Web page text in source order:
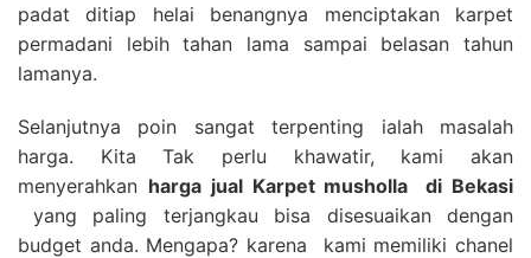
padat ditiap helai benangnya menciptakan karpet
permadani lebih tahan lama sampai belasan tahun
lamanya.
Selanjutnya poin sangat terpenting ialah masalah
harga. Kita Tak perlu khawatir, kami akan
menyerahkan harga jual Karpet musholla
di Bekasi
yang paling terjangkau bisa disesuaikan dengan
budget anda. Mengapa? karena kami memiliki chanel